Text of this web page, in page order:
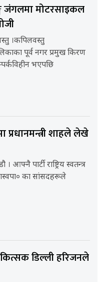
जंगलमा मोटरसाइकल
।कपिलवस्तु
पूर्व नगर प्रमुख किरण
भएपछि
प्रधानमन्त्री शाहले लेखे
। आफ्नै पार्टी राष्ट्रिय स्वतन्त्र
का सांसदहरूले
डिल्ली हरिजनले